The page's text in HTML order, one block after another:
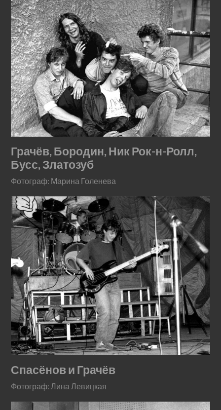
Грачёв, Бородин, Ник Рок-н-Ролл,
Бусс, Златозуб
Фотограф: Марина Голенева
Спасёнов и Грачёв
Фотограф: Лина Левицкая